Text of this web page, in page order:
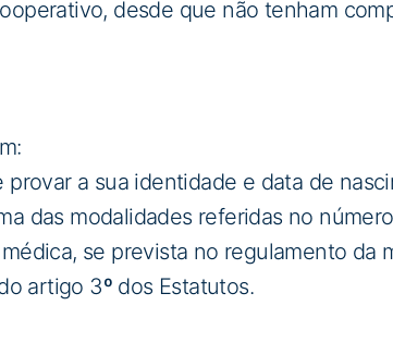
desde que não tenham
a sua identidade e data de
das modalidades referidas no
se prevista no regulamento
artigo 3º dos Estatutos.